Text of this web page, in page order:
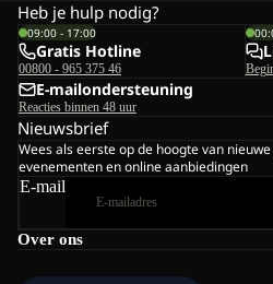
Over ons
Heb je hulp nodig?
09:00 - 17:00
Gratis Hotline
00800 - 965 375 46
E-mailondersteuning
Reacties binnen 48 uur
Nieuwsbrief
Wees als eerste op de hoogte van
evenementen en online aanbiedingen
E-mail